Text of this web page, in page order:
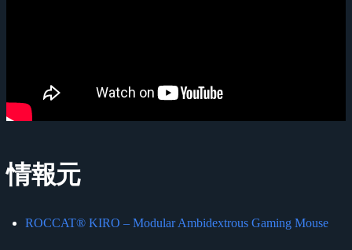
情報元
ROCCAT® KIRO – Modular Ambidextrous Gaming Mouse